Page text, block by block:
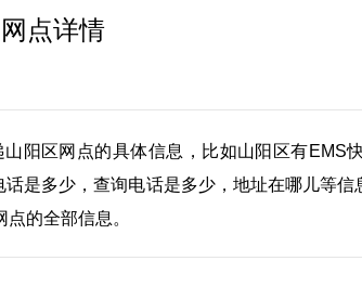
点详情
山阳区网点的具体信息，比如山阳区有EMS
是多少，查询电话是多少，地址在哪儿等
的全部信息。